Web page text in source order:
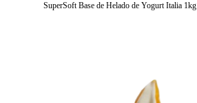
SuperSoft Base de Helado de Yogurt Italia 1kg